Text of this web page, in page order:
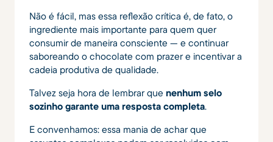
Não é fácil, mas essa reflexão crítica é, de fato, o
ingrediente mais importante para quem quer
consumir de maneira consciente — e continuar
saboreando o chocolate com prazer e incentivar a
cadeia produtiva de qualidade.
Talvez seja hora de lembrar que nenhum selo
sozinho garante uma resposta completa.
E convenhamos: essa mania de achar que